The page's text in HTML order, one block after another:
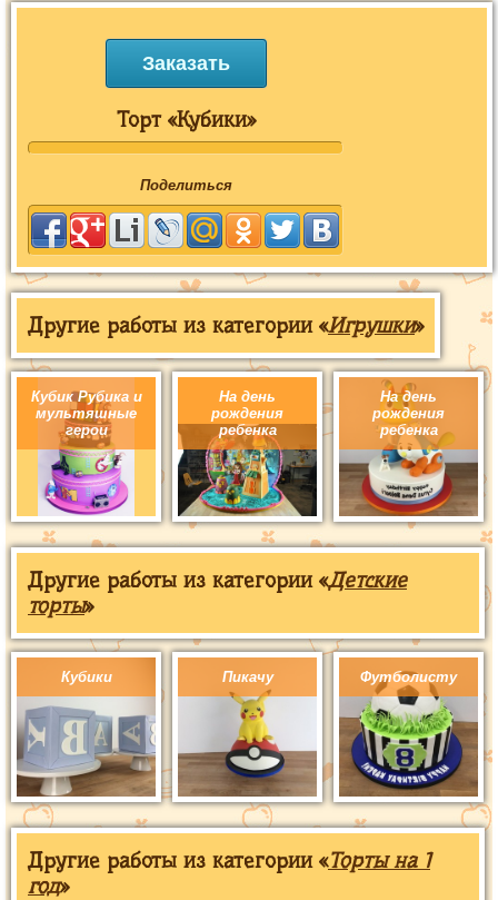
Заказать
Торт «Кубики»
Поделиться
Другие работы из категории «Игрушки»
Кубик Рубика и
мультяшные
герои
На день
рождения
ребенка
На день
рождения
ребенка
Другие работы из категории «Детские
торты»
Кубики Пикачу Футболисту
Другие работы из категории «Торты на 1
год»